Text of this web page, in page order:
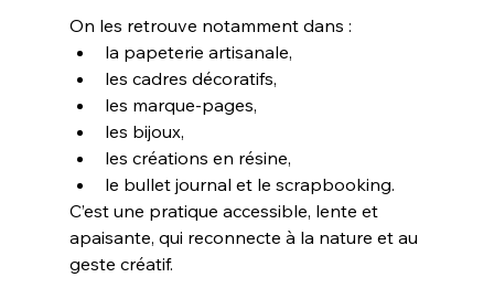
On les retrouve notamment dans :
la papeterie artisanale,
les cadres décoratifs,
les marque-pages,
les bijoux,
les créations en résine,
le bullet journal et le scrapbooking.
C’est une pratique accessible, lente et
apaisante, qui reconnecte à la nature et au
geste créatif.